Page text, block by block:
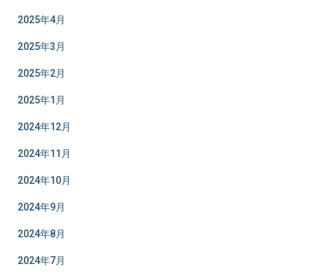
2025年4月
2025年3月
2025年2月
2025年1月
2024年12月
2024年11月
2024年10月
2024年9月
2024年8月
2024年7月